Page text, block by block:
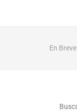
En Breve